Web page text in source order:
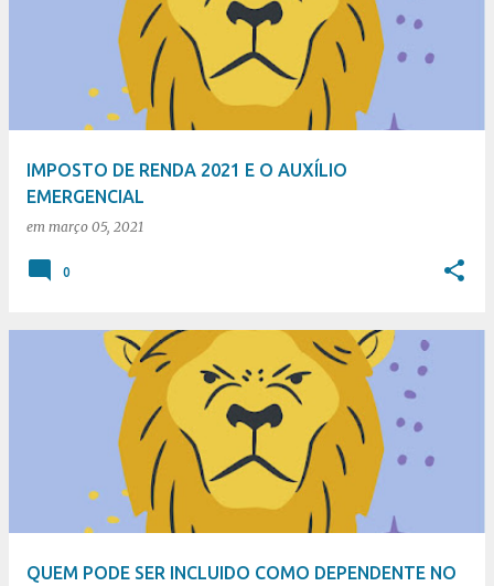
IMPOSTO DE RENDA 2021 E O AUXÍLIO
EMERGENCIAL
em março 05, 2021
0
QUEM PODE SER INCLUIDO COMO DEPENDENTE NO